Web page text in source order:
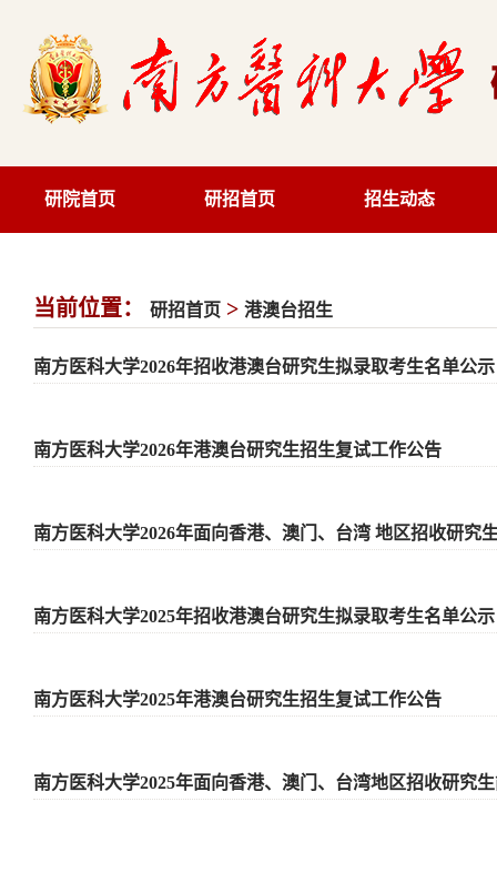
研院首页 研招首页 招生动态
当前位置： 研招首页 > 港澳台招生
南方医科大学2026年招收港澳台研究生拟录取考生名单公示
南方医科大学2026年港澳台研究生招生复试工作公告
南方医科大学2026年面向香港、澳门、台湾 地区招收研究
南方医科大学2025年招收港澳台研究生拟录取考生名单公示
南方医科大学2025年港澳台研究生招生复试工作公告
南方医科大学2025年面向香港、澳门、台湾地区招收研究